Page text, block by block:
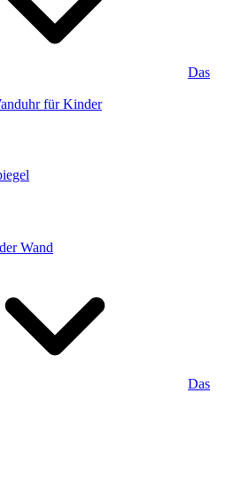
Das
für Kinder
Wand
Das